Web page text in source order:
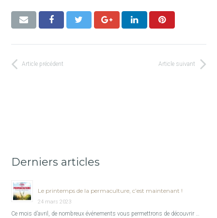
Article précédent Article suivant
Derniers articles
Le printemps de la permaculture, c’est maintenant !
24 mars 2023
Ce mois d’avril, de nombreux événements vous permettrons de découvrir …